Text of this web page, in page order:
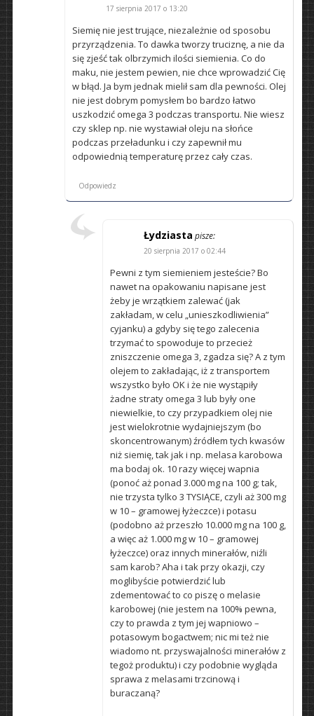
17 sierpnia 2017 o 13:20
Siemię nie jest trujące, niezależnie od sposobu
przyrządzenia. To dawka tworzy truciznę, a nie da
się zjeść tak olbrzymich ilości siemienia. Co do
maku, nie jestem pewien, nie chce wprowadzić Cię
w błąd. Ja bym jednak mielił sam dla pewności. Olej
nie jest dobrym pomysłem bo bardzo łatwo
uszkodzić omega 3 podczas transportu. Nie wiesz
czy sklep np. nie wystawiał oleju na słońce
podczas przeładunku i czy zapewnił mu
odpowiednią temperaturę przez cały czas.
Odpowiedz
Łydziasta pisze:
20 sierpnia 2017 o 02:44
Pewni z tym siemieniem jesteście? Bo
nawet na opakowaniu napisane jest
żeby je wrzątkiem zalewać (jak
zakładam, w celu „unieszkodliwienia”
cyjanku) a gdyby się tego zalecenia
trzymać to spowoduje to przecież
zniszczenie omega 3, zgadza się? A z tym
olejem to zakładając, iż z transportem
wszystko było OK i że nie wystąpiły
żadne straty omega 3 lub były one
niewielkie, to czy przypadkiem olej nie
jest wielokrotnie wydajniejszym (bo
skoncentrowanym) źródłem tych kwasów
niż siemię, tak jak i np. melasa karobowa
ma bodaj ok. 10 razy więcej wapnia
(ponoć aż ponad 3.000 mg na 100 g; tak,
nie trzysta tylko 3 TYSIĄCE, czyli aż 300 mg
w 10 – gramowej łyżeczce) i potasu
(podobno aż przeszło 10.000 mg na 100 g,
a więc aż 1.000 mg w 10 – gramowej
łyżeczce) oraz innych minerałów, niźli
sam karob? Aha i tak przy okazji, czy
moglibyście potwierdzić lub
zdementować to co piszę o melasie
karobowej (nie jestem na 100% pewna,
czy to prawda z tym jej wapniowo –
potasowym bogactwem; nic mi też nie
wiadomo nt. przyswajalności minerałów z
tegoż produktu) i czy podobnie wygląda
sprawa z melasami trzcinową i
buraczaną?